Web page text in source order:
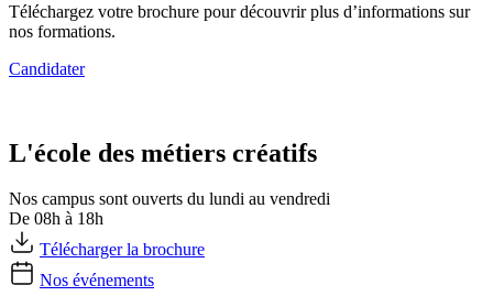
Téléchargez votre brochure pour découvrir plus d’informations sur
nos formations.
Candidater
L'école des métiers créatifs
Nos campus sont ouverts du lundi au vendredi
De 08h à 18h
Télécharger la brochure
Nos événements